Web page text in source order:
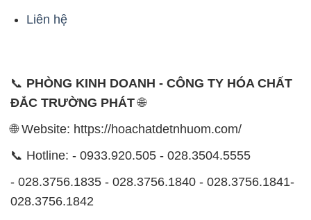
Liên hệ
📞 PHÒNG KINH DOANH - CÔNG TY HÓA CHẤT
ĐẮC TRƯỜNG PHÁT🌐
🌐 Website: https://hoachatdetnhuom.com/
📞 Hotline: - 0933.920.505 - 028.3504.5555
- 028.3756.1835 - 028.3756.1840 - 028.3756.1841-
028.3756.1842